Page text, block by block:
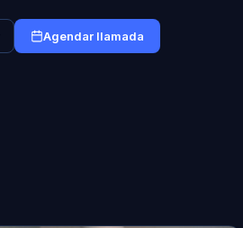
Agendar llamada